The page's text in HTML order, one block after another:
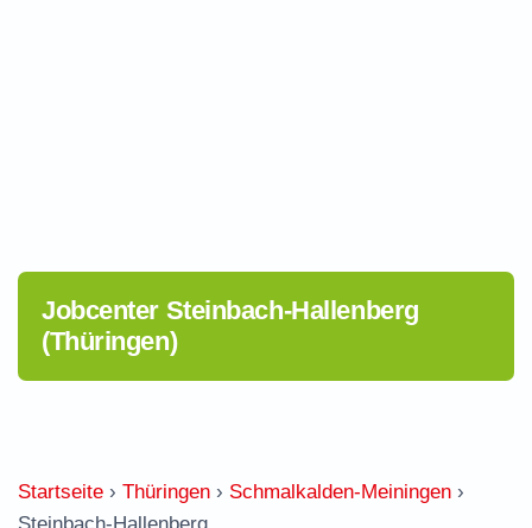
Jobcenter Steinbach-Hallenberg
(Thüringen)
Startseite › Thüringen › Schmalkalden-Meiningen ›